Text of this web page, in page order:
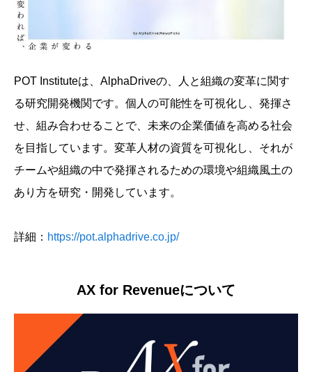
POT Instituteは、AlphaDriveの、人と組織の変革に関す
る研究開発機関です。個人の可能性を可視化し、発揮さ
せ、組み合わせることで、未来の企業価値を高める社会
を目指しています。変革人材の資質を可視化し、それが
チームや組織の中で発揮されるための環境や組織風土の
あり方を研究・開発しています。
詳細： https://pot.alphadrive.co.jp/
AX for Revenueについて